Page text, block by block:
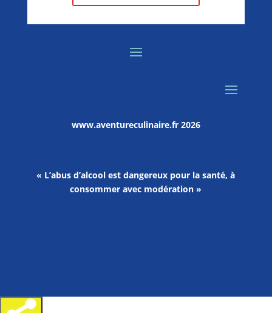
www.aventureculinaire.fr2026
« L’abus d’alcool est dangereux pour la santé, à
consommer avec modération »